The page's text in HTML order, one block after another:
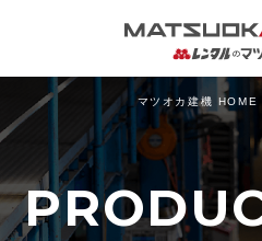
マツオカ建機 HOME